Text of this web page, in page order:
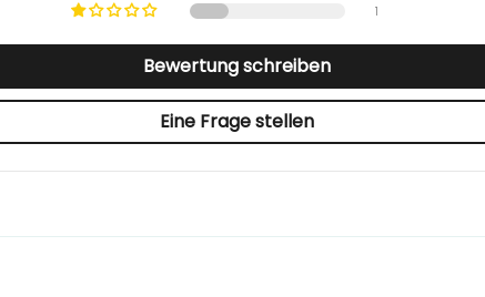
1
Bewertung schreiben
Eine Frage stellen